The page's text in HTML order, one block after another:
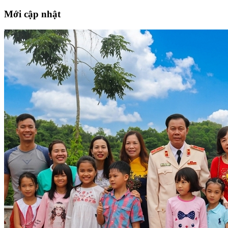
Mới cập nhật